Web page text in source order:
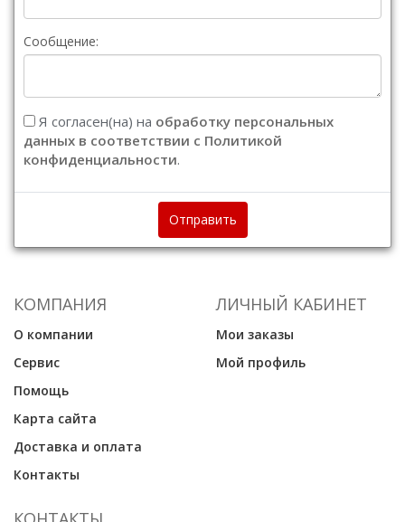
Сообщение:
Я согласен(на) на обработку персональных
данных в соответствии с Политикой
конфиденциальности.
Отправить
КОМПАНИЯ
О компании
Сервис
Помощь
Карта сайта
Доставка и оплата
Контакты
ЛИЧНЫЙ КАБИНЕТ
Мои заказы
Мой профиль